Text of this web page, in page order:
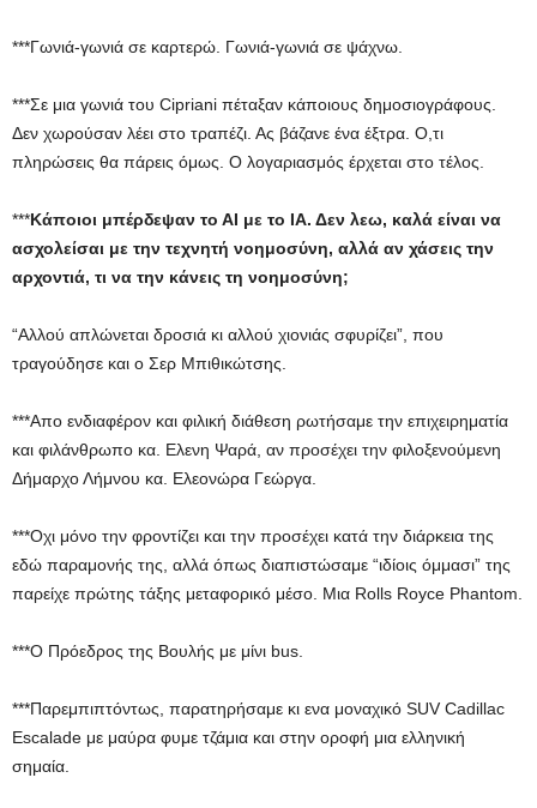
***Γωνιά-γωνιά σε καρτερώ. Γωνιά-γωνιά σε ψάχνω.
***Σε μια γωνιά του Cipriani πέταξαν κάποιους δημοσιογράφους.
Δεν χωρούσαν λέει στο τραπέζι. Ας βάζανε ένα έξτρα. Ο,τι
πληρώσεις θα πάρεις όμως. Ο λογαριασμός έρχεται στο τέλος.
***Κάποιοι μπέρδεψαν το ΑΙ με το ΙΑ. Δεν λεω, καλά είναι να
ασχολείσαι με την τεχνητή νοημοσύνη, αλλά αν χάσεις την
αρχοντιά, τι να την κάνεις τη νοημοσύνη;
“Αλλού απλώνεται δροσιά κι αλλού χιονιάς σφυρίζει”, που
τραγούδησε και ο Σερ Μπιθικώτσης.
***Απο ενδιαφέρον και φιλική διάθεση ρωτήσαμε την επιχειρηματία
και φιλάνθρωπο κα. Ελενη Ψαρά, αν προσέχει την φιλοξενούμενη
Δήμαρχο Λήμνου κα. Ελεονώρα Γεώργα.
***Οχι μόνο την φροντίζει και την προσέχει κατά την διάρκεια της
εδώ παραμονής της, αλλά όπως διαπιστώσαμε “ιδίοις όμμασι” της
παρείχε πρώτης τάξης μεταφορικό μέσο. Μια Rolls Royce Phantom.
***Ο Πρόεδρος της Βουλής με μίνι bus.
***Παρεμπιπτόντως, παρατηρήσαμε κι ενα μοναχικό SUV Cadillac
Escalade με μαύρα φυμε τζάμια και στην οροφή μια ελληνική
σημαία.